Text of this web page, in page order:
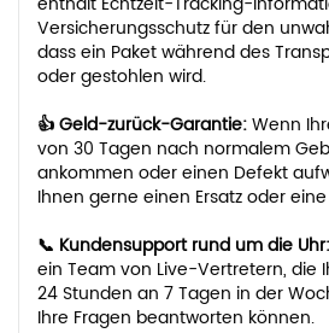
Versicherungsschutz für den
dass ein Paket während des
oder gestohlen wird.
👍 Geld-zurück-Garantie:Wenn
von 30 Tagen nach normalem
ankommen oder einen Defekt
Ihnen gerne einen Ersatz oder
📞 Kundensupport rund um die Uhr:
ein Team von Live-Vertretern, die
24 Stunden an 7 Tagen in der
Ihre Fragen beantworten können.